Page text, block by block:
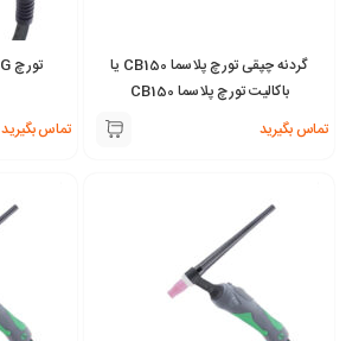
گردنه چپقی تورچ پلاسما CB150 یا
باکالیت تورچ پلاسما CB150
تماس بگیرید
تورچ TIG مدل WJ 450 WSC
تماس بگیرید